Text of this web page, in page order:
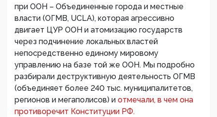
при ООН – Объединенные города и местные
власти (ОГМВ, UCLA), которая агрессивно
двигает ЦУР ООН и атомизацию государств
через подчинение локальных властей
непосредственно единому мировому
управлению на базе той же ООН. Мы подробно
разбирали деструктивную деятельность ОГМВ
(объединяет более 240 тыс. муниципалитетов,
регионов и мегаполисов) и отмечали, в чем она
противоречит Конституции РФ.